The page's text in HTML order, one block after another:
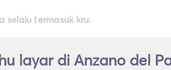
selalu termasuk kru.
layar di Anzano del